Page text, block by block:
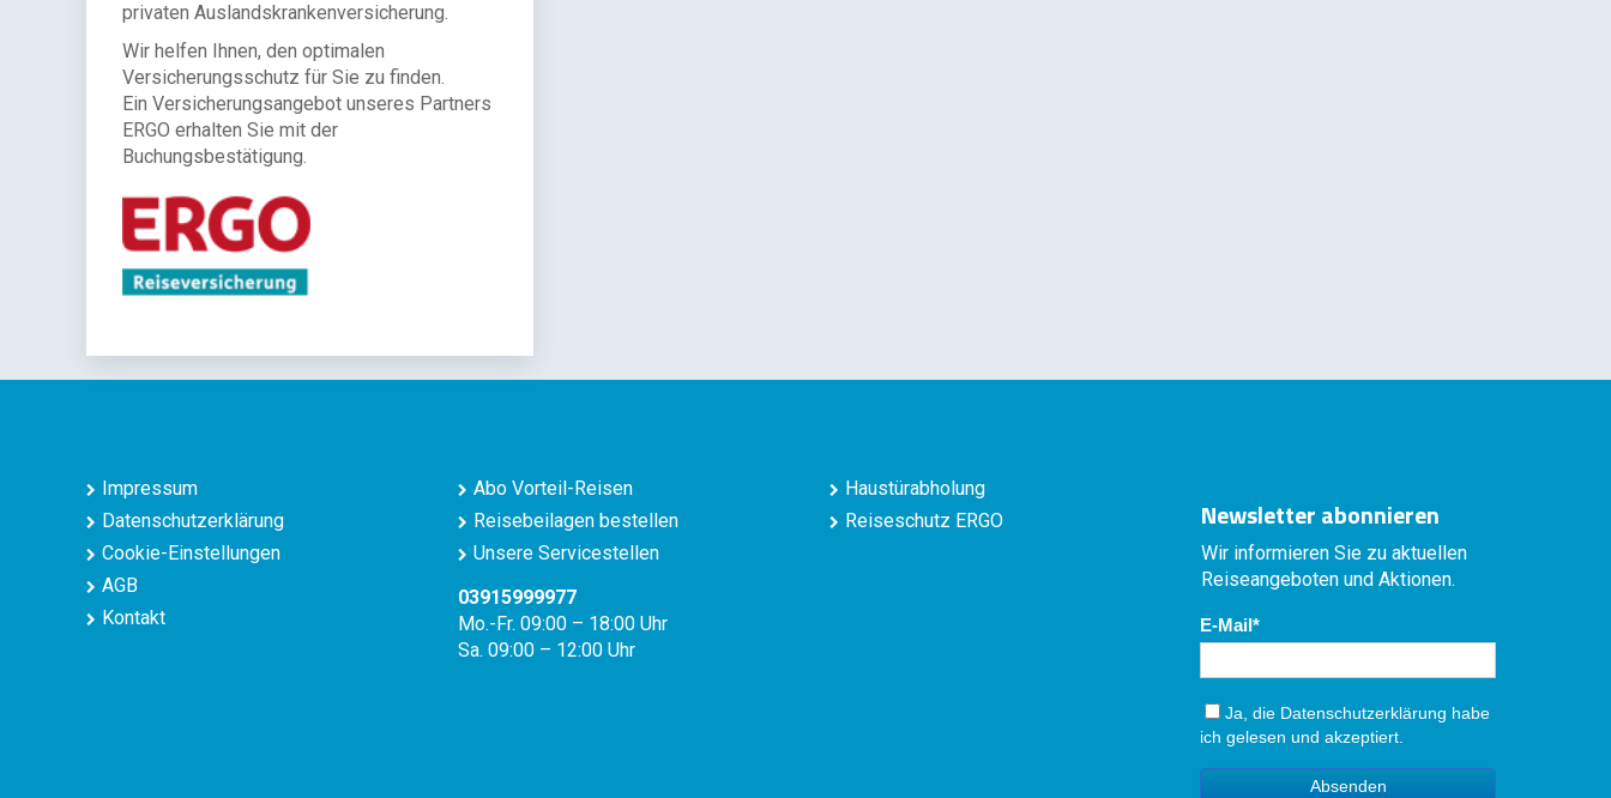
privaten Auslandskrankenversicherung.
Wir helfen Ihnen, den optimalen
Versicherungsschutz für Sie zu finden.
Ein Versicherungsangebot unseres Partners
ERGO erhalten Sie mit der
Buchungsbestätigung.
Impressum
Datenschutzerklärung
Cookie-Einstellungen
AGB
Kontakt
Abo Vorteil-Reisen
Reisebeilagen bestellen
Unsere Servicestellen
03915999977
Mo.-Fr. 09:00 – 18:00 Uhr
Sa. 09:00 – 12:00 Uhr
Haustürabholung
Reiseschutz ERGO
Newsletter abonnieren
Wir informieren Sie zu aktuellen
Reiseangeboten und Aktionen.
E-Mail
Ja, die Datenschutzerklärung habe
ich gelesen und akzeptiert.
Absenden